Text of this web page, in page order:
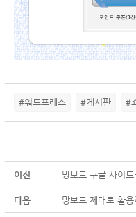
#워드프레스 #게시판 #
이전 망보드 구글 사이
다음 망보드 제대로 활